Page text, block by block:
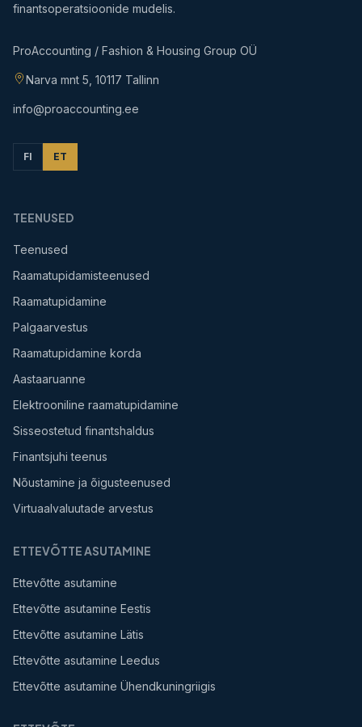
finantsoperatsioonide mudelis.
ProAccounting / Fashion & Housing Group OÜ
Narva mnt 5, 10117 Tallinn
info@proaccounting.ee
FI ET
TEENUSED
Teenused
Raamatupidamisteenused
Raamatupidamine
Palgaarvestus
Raamatupidamine korda
Aastaaruanne
Elektrooniline raamatupidamine
Sisseostetud finantshaldus
Finantsjuhi teenus
Nõustamine ja õigusteenused
Virtuaalvaluutade arvestus
ETTEVÕTTE ASUTAMINE
Ettevõtte asutamine
Ettevõtte asutamine Eestis
Ettevõtte asutamine Lätis
Ettevõtte asutamine Leedus
Ettevõtte asutamine Ühendkuningriigis